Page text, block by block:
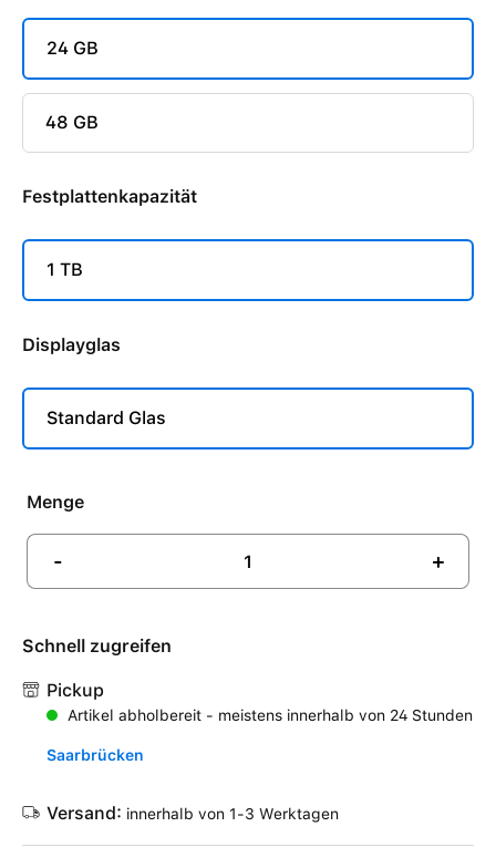
24 GB
48 GB
Festplattenkapazität
1 TB
Displayglas
Standard Glas
Menge
- +
Schnell zugreifen
Pickup
Artikel abholbereit - meistens innerhalb von 24 Stunden
Saarbrücken
Versand: innerhalb von 1-3 Werktagen